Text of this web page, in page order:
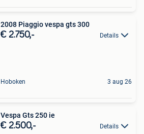
2008 Piaggio vespa gts 300
€ 2.750,- Details
Hoboken 3 aug 26
Vespa Gts 250 ie
€ 2.500,- Details